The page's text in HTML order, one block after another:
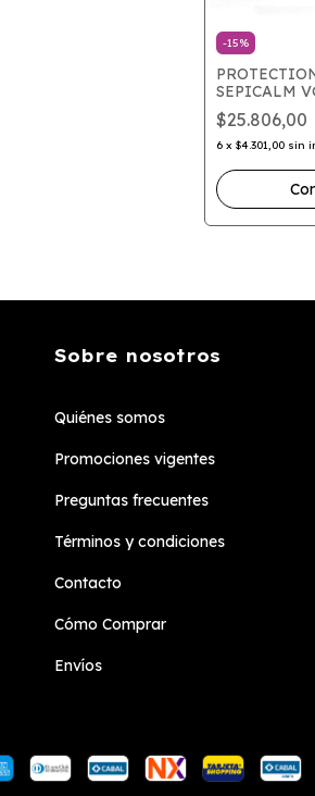
-15%
SEPICALM
$25.806,00
6 x $4.301,00 sin
Sobre nosotros
Quiénes somos
Promociones vigentes
Preguntas frecuentes
Términos y condiciones
Contacto
Cómo Comprar
Envíos